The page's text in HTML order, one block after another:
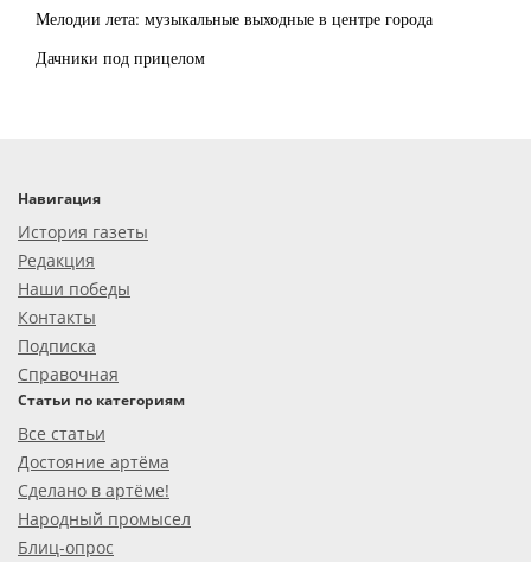
Мелодии лета: музыкальные выходные в центре города
Дачники под прицелом
Навигация
История газеты
Редакция
Наши победы
Контакты
Подписка
Справочная
Статьи по категориям
Все статьи
Достояние артёма
Сделано в артёме!
Народный промысел
Блиц-опрос